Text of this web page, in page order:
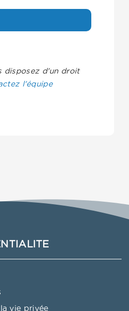
disposez d'un droit
l'équipe
vie privée